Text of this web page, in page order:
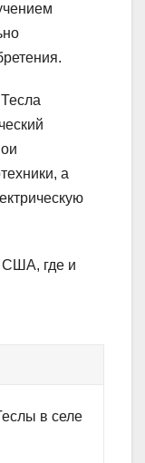
а
США, где и
в селе